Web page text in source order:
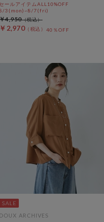
セールアイテムALL10%OFF
3(mon)~8/7(fri)
￥2,970 40％OFF
4,950
DOUX ARCHIVES